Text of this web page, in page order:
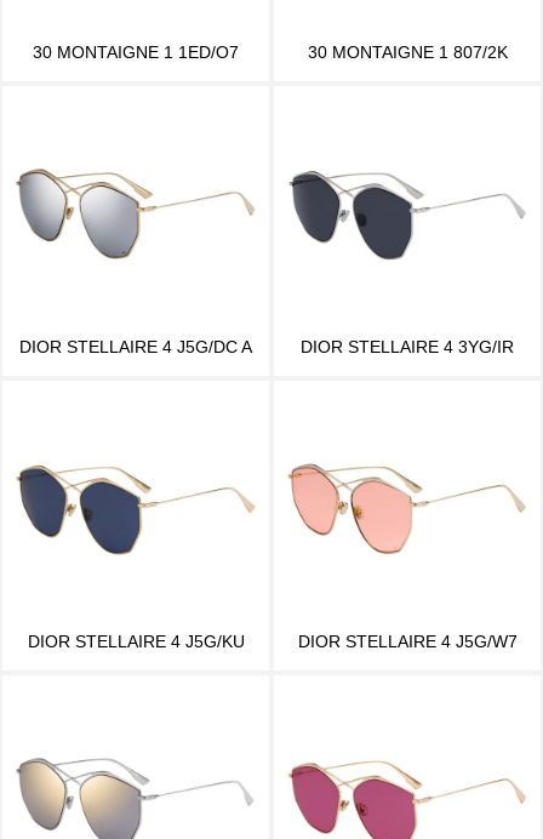
30 MONTAIGNE 1 1ED/O7 30 MONTAIGNE 1 807/2K
DIOR STELLAIRE 4 J5G/DC A DIOR STELLAIRE 4 3YG/IR
DIOR STELLAIRE 4 J5G/KU DIOR STELLAIRE 4 J5G/W7